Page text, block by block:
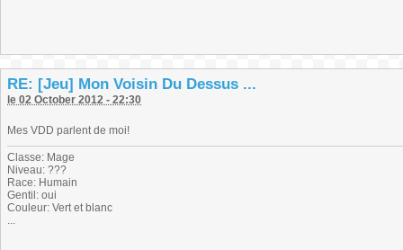
RE: [Jeu] Mon Voisin Du Dessus ...
le 02 October 2012 - 22:30
Mes VDD parlent de moi!
Classe: Mage
Niveau: ???
Race: Humain
Gentil: oui
Couleur: Vert et blanc
...